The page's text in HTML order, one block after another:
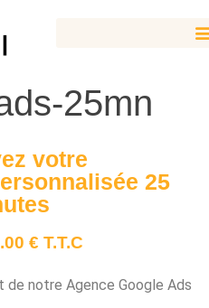
25mn
votre
25
€ T.T.C
de notre Agence Google Ads